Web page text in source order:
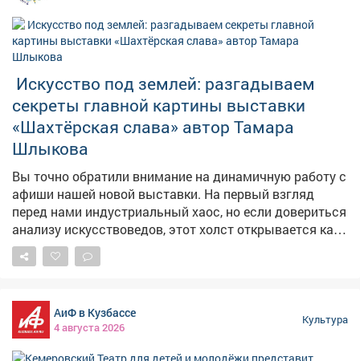
️ Искусство под землей: разгадываем
секреты главной картины выставки
«Шахтёрская слава» автор Тамара
Шлыкова
Вы точно обратили внимание на динамичную работу с
афиши нашей новой выставки. На первый взгляд
перед нами индустриальный хаос, но если довериться
анализу искусствоведов, этот холст открывается как
мощнейший психологический шедевр. Давайте
разберем, какие скрытые приемы использовал автор,
Иллюзия бешеного вращения (Эффект вихря) Стоит
отметить, как виртуозно художник закручивает
композицию. Круглый режущий орган комбайна и
летящие брызги породы написаны стремительными,
АиФ в Кузбассе
4 августа 2026
Культура